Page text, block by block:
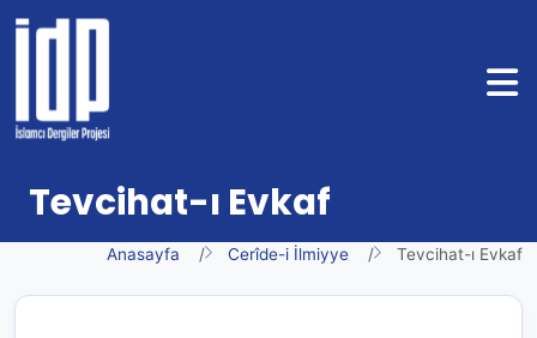
Tevcihat-ı Evkaf
Anasayfa Cerîde-i İlmiyye Tevcihat-ı Evkaf